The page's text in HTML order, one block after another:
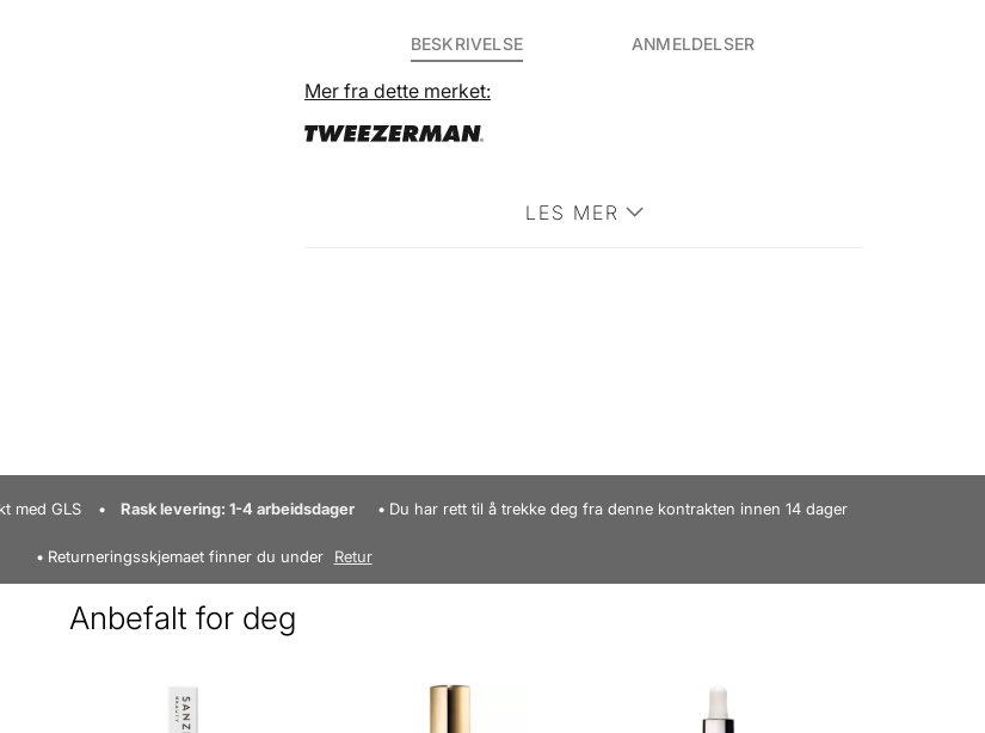
BESKRIVELSE ANMELDELSER
Mer fra dette merket:
LES MER
med GLS Rask levering: 1-4 arbeidsdager Du har rett til å trekke deg fra denne kontrakten innen 14 dager
Returneringsskjemaet finner du under Retur
Anbefalt for deg